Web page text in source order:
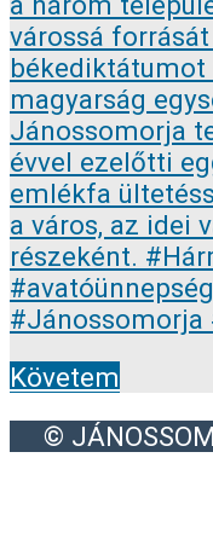
Követem
©